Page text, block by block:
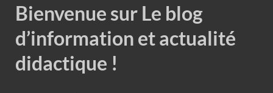
Bienvenue sur Le blog
d’information et actualité
didactique !